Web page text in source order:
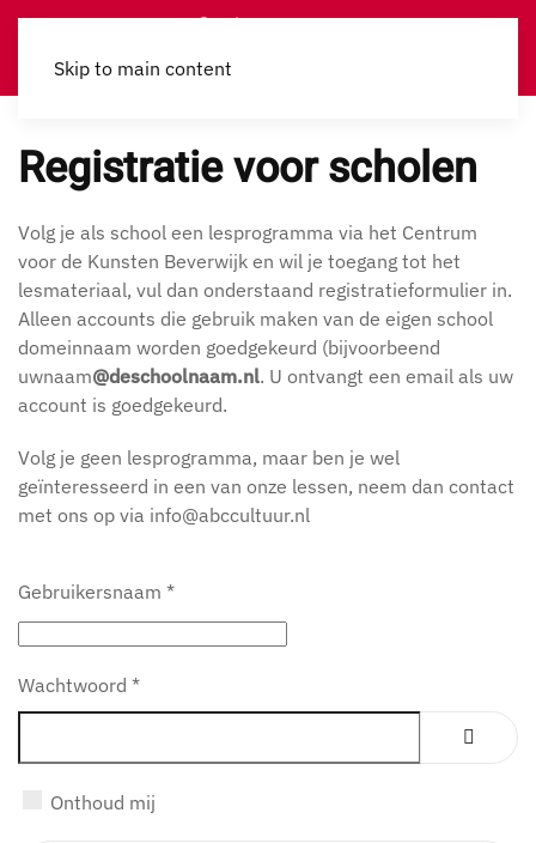
Skip to main content
Registratie voor scholen
Volg je als school een lesprogramma via het Centrum
voor de Kunsten Beverwijk en wil je toegang tot het
lesmateriaal, vul dan onderstaand registratieformulier in.
Alleen accounts die gebruik maken van de eigen school
domeinnaam worden goedgekeurd (bijvoorbeend
uwnaam@deschoolnaam.nl. U ontvangt een email als uw
account is goedgekeurd.
Volg je geen lesprogramma, maar ben je wel
geïnteresseerd in een van onze lessen, neem dan contact
met ons op via info@abccultuur.nl
Gebruikersnaam *
Wachtwoord *
Onthoud mij